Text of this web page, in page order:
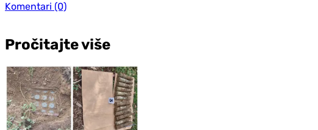
Komentari (0)
Pročitajte više